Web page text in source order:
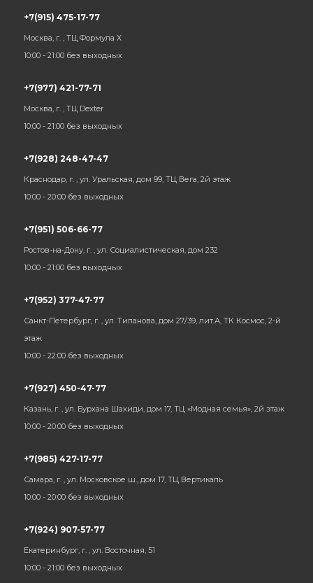
+7(915) 475-17-77
Москва, г. , ТЦ Формула Х
10:00 - 21:00 без выходных
+7(977) 421-77-71
Москва, г. , ТЦ Dexter
10:00 - 21:00 без выходных
+7(928) 248-47-47
Краснодар, г. , ул. Уральская, дом 99, ТЦ Вега, 2й этаж
10:00 - 20:00 без выходных
+7(951) 506-66-77
Ростов-на-Дону, г. , ул. Социалистическая, дом 232
10:00 - 21:00 без выходных
+7(952) 377-47-77
Санкт-Петербург, г. , ул. Типанова, дом 27/39, лит.А, ТК Космос, 2-й
этаж
10:00 - 22:00 без выходных
+7(927) 450-47-77
Казань, г. , ул. Бурхана Шахиди, дом 17, ТЦ «Модная семья», 2й этаж
10:00 - 20:00 без выходных
+7(985) 427-17-77
Самара, г. , ул. Московское ш., дом 17, ТЦ Вертикаль
10:00 - 20:00 без выходных
+7(924) 907-57-77
Екатеринбург, г. , ул. Восточная, 51
10:00 - 21:00 без выходных